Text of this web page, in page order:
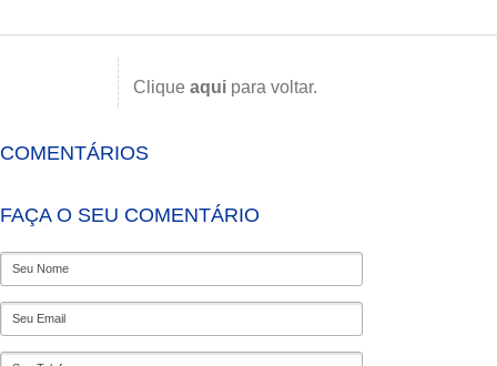
Clique aqui para voltar.
COMENTÁRIOS
FAÇA O SEU COMENTÁRIO